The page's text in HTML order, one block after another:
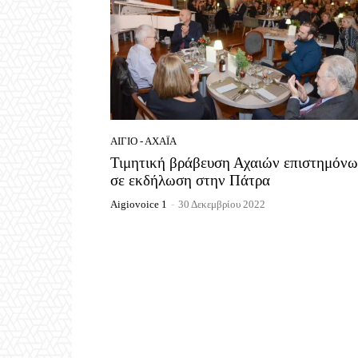
ΑΊΓΙΟ - ΑΧΑΪ́Α
Τιμητική βράβευση Αχαιών
σε εκδήλωση στην Πάτρα
Aigiovoice 1 - 30 Δεκεμβρίου 2022